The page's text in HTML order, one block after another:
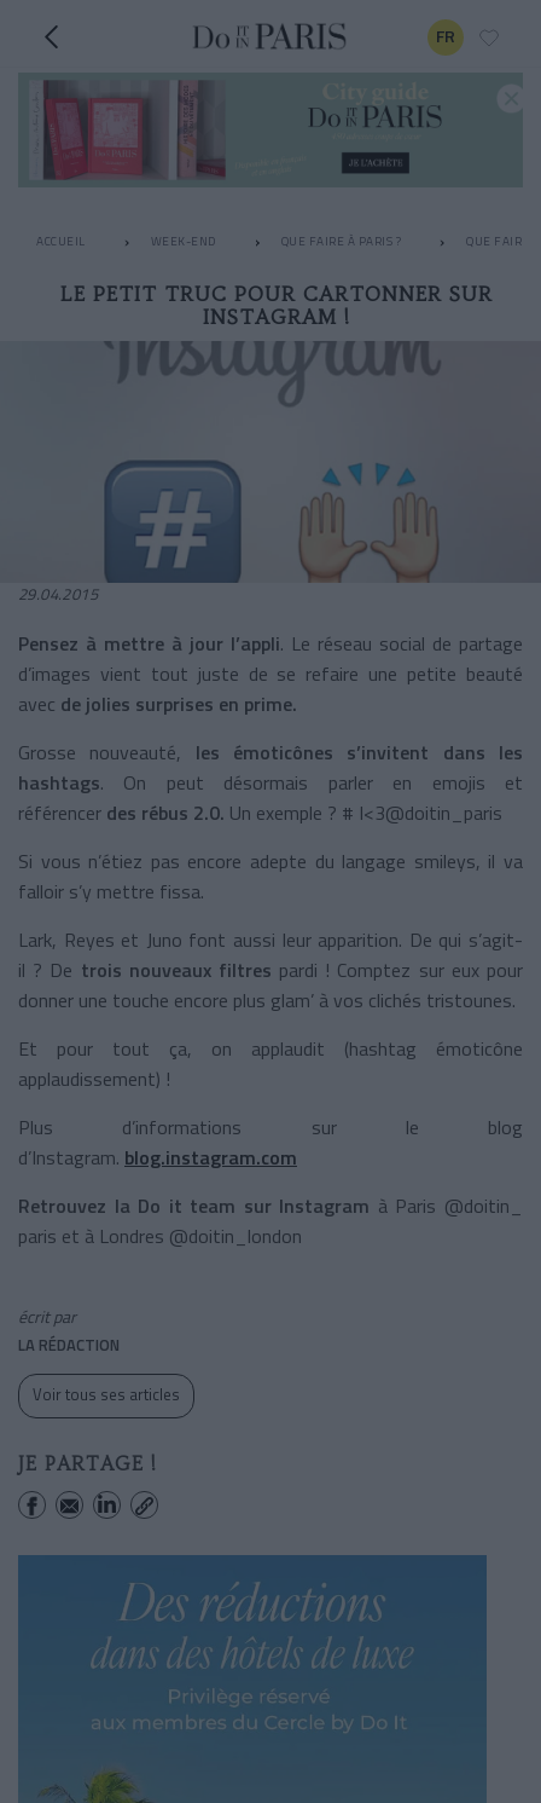
FR
ACCUEIL WEEK-END QUE FAIRE À PARIS ? QUE FAIRE
LE PETIT TRUC POUR CARTONNER SUR
INSTAGRAM !
29.04.2015
Pensez à mettre à jour l’appli. Le réseau social de partage
d’images vient tout juste de se refaire une petite beauté
avec de jolies surprises en prime.
Grosse nouveauté, les émoticônes s’invitent dans les
hashtags. On peut désormais parler en emojis et
référencer des rébus 2.0. Un exemple ? # I<3@doitin_paris
Si vous n’étiez pas encore adepte du langage smileys, il va
falloir s’y mettre fissa.
Lark, Reyes et Juno font aussi leur apparition. De qui s’agit-
il ? De trois nouveaux filtres pardi ! Comptez sur eux pour
donner une touche encore plus glam’ à vos clichés tristounes.
Et pour tout ça, on applaudit (hashtag émoticône
applaudissement) !
Plus d’informations sur le blog
d’Instagram. blog.instagram.com
Retrouvez la Do it team sur Instagram à Paris @doitin_
paris et à Londres @doitin_london
écrit par
LA RÉDACTION
Voir tous ses articles
JE PARTAGE !